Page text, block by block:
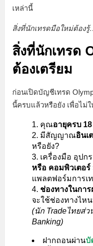
เหล่านี้
สิ่งที่นักเทรดมือใหม่ต้อง
สิ่งที่นักเทรด
ต้องเตรียม
ก่อนเปิดบัญชีเทรด Olymp
นี้ครบแล้วหรือยัง เพื่อไม่
คุณอายุครบ 18
มีสัญญาณอินเ
หรือยัง?
เครื่องมือ อุปก
หรือ คอมพิวเตอร์
แพลตฟอร์มการเ
ช่องทางในกา
จะใช้ช่องทางไห
(นัก Tradeไทยส่
Banking)
ฝากถอนผ่านบั